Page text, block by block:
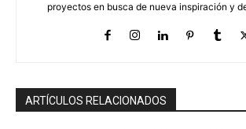
proyectos en busca de nueva inspiración y
ARTÍCULOS RELACIONADOS